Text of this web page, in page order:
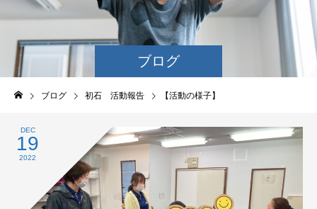
ブログ
ブログ 初石 活動報告 【活動の様子】
DEC
19
2022